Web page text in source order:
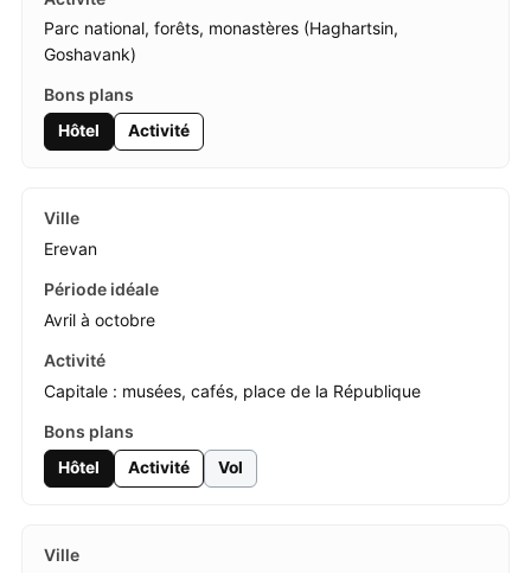
Parc national, forêts, monastères (Haghartsin,
Goshavank)
Hôtel Activité
Erevan
Avril à octobre
Capitale : musées, cafés, place de la République
Hôtel Activité Vol